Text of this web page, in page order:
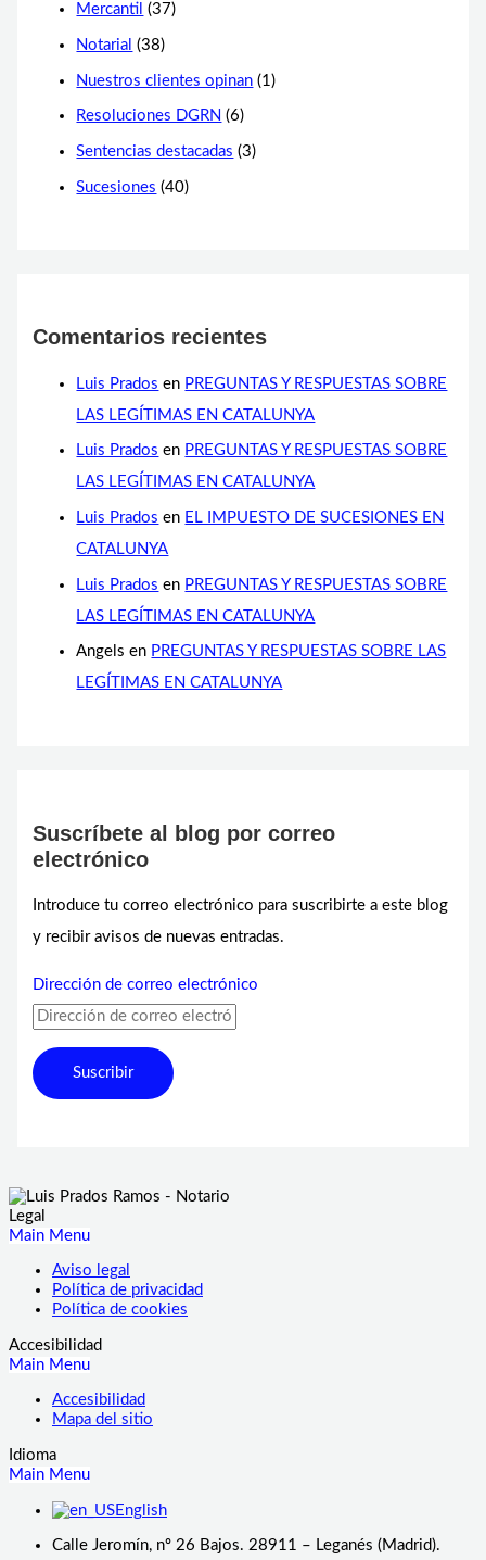
Mercantil (37)
Notarial (38)
Nuestros clientes opinan (1)
Resoluciones DGRN (6)
Sentencias destacadas (3)
Sucesiones (40)
Comentarios recientes
Luis Prados en PREGUNTAS Y RESPUESTAS SOBRE
LAS LEGÍTIMAS EN CATALUNYA
Luis Prados en PREGUNTAS Y RESPUESTAS SOBRE
LAS LEGÍTIMAS EN CATALUNYA
Luis Prados en EL IMPUESTO DE SUCESIONES EN
CATALUNYA
Luis Prados en PREGUNTAS Y RESPUESTAS SOBRE
LAS LEGÍTIMAS EN CATALUNYA
Angels en PREGUNTAS Y RESPUESTAS SOBRE LAS
LEGÍTIMAS EN CATALUNYA
Suscríbete al blog por correo
electrónico
Introduce tu correo electrónico para suscribirte a este blog
y recibir avisos de nuevas entradas.
Dirección de correo electrónico
Suscribir
Legal
Main Menu
Aviso legal
Política de privacidad
Política de cookies
Accesibilidad
Main Menu
Accesibilidad
Mapa del sitio
Idioma
Main Menu
English
Calle Jeromín, nº 26 Bajos. 28911 – Leganés (Madrid).